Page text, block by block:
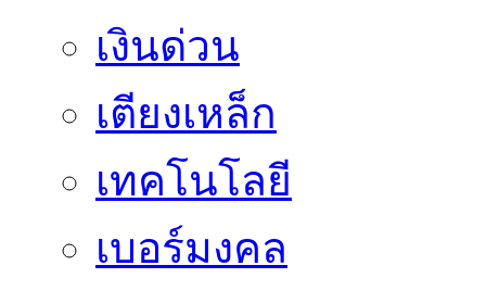
เงินด่วน
เตียงเหล็ก
เทคโนโลยี
เบอร์มงคล